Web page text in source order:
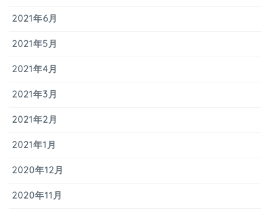
2021年6月
2021年5月
2021年4月
2021年3月
2021年2月
2021年1月
2020年12月
2020年11月